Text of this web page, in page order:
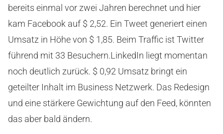
bereits einmal vor zwei Jahren berechnet und hier
kam Facebook auf $ 2,52. Ein Tweet generiert einen
Umsatz in Höhe von $ 1,85. Beim Traffic ist Twitter
führend mit 33 Besuchern.LinkedIn liegt momentan
noch deutlich zurück. $ 0,92 Umsatz bringt ein
geteilter Inhalt im Business Netzwerk. Das Redesign
und eine stärkere Gewichtung auf den Feed, könnten
das aber bald ändern.